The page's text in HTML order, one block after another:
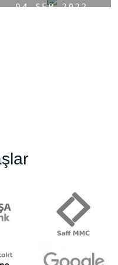
04 SEP 2022